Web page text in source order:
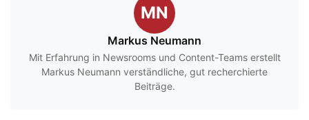
MN
Markus Neumann
Mit Erfahrung in Newsrooms und Content-Teams erstellt
Markus Neumann verständliche, gut recherchierte
Beiträge.